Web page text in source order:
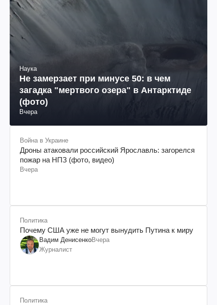
Наука
Не замерзает при минусе 50: в чем
загадка "мертвого озера" в Антарктиде
(фото)
Вчера
Война в Украине
Дроны атаковали российский Ярославль: загорелся
пожар на НПЗ (фото, видео)
Вчера
Политика
Почему США уже не могут вынудить Путина к миру
Вадим ДенисенкоВчера
Журналист
Политика